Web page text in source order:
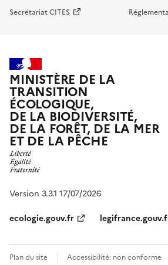
Secrétariat CITES
MINISTÈRE DE LA
TRANSITION
ÉCOLOGIQUE,
DE LA BIODIVERSITÉ,
DE LA FORÊT, DE LA MER
ET DE LA PÊCHE
Version 3.3.1 17/07/2026
ecologie.gouv.fr
Plan du site Accessibilité: non conforme